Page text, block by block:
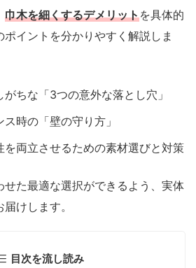
巾木を細くするデメリットを具体的
イントを分かりやすく解説しま
ちな「3つの意外な落とし穴」
時の「壁の守り方」
を両立させるための素材選びと対策
せた最適な選択ができるよう、実体
けします。
目次を流し読み